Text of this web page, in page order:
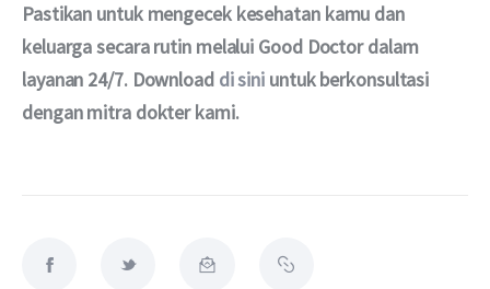
Pastikan untuk mengecek kesehatan kamu dan
keluarga secara rutin melalui Good Doctor dalam
layanan 24/7. Download di sini untuk berkonsultasi
dengan mitra dokter kami.